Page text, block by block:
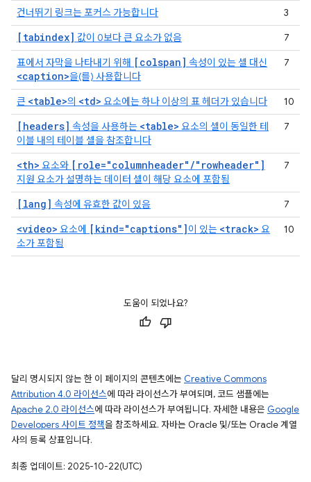
건너뛰기 링크는 포커스 가능합니다
3
[tabindex] 값이 0보다 큰 요소가 없음
7
표에서 자막을 나타내기 위해 [colspan] 속성이 있는 셀 대신
<caption>을(를) 사용합니다
7
큰 <table>의 <td> 요소에는 하나 이상의 표 헤더가 있습니다 10
[headers] 속성을 사용하는 <table> 요소의 셀이 동일한 테
이블 내의 테이블 셀을 참조합니다
7
<th> 요소와 [role="columnheader"/"rowheader"]
지원 요소가 설명하는 데이터 셀이 해당 요소에 포함됨
7
[lang] 속성에 유효한 값이 있음 7
<video> 요소에 [kind="captions"]이 있는 <track> 요
소가 포함됨
10
도움이 되었나요?
달리 명시되지 않는 한 이 페이지의 콘텐츠에는 Creative Commons
Attribution 4.0 라이선스에 따라 라이선스가 부여되며, 코드 샘플에는
Apache 2.0 라이선스에 따라 라이선스가 부여됩니다. 자세한 내용은 Google
Developers 사이트 정책을 참조하세요. 자바는 Oracle 및/또는 Oracle 계열
사의 등록 상표입니다.
최종 업데이트: 2025-10-22(UTC)